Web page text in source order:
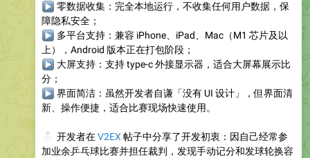
零数据收集：完全本地运行，不收集任何用户数据，保
障隐私安全；
多平台支持：兼容 iPhone、iPad、Mac（M1 芯片及以
上），Android 版本正在打包阶段；
大屏支持：支持 type-c 外接显示器，适合大屏幕展示比
分；
界面简洁：虽然开发者自谦「没有 UI 设计」，但界面清
新、操作便捷，适合比赛现场快速使用。
开发者在V2EX帖子中分享了开发初衷：因自己经常参
加业余乒乓球比赛并担任裁判，发现手动记分和发球轮换容